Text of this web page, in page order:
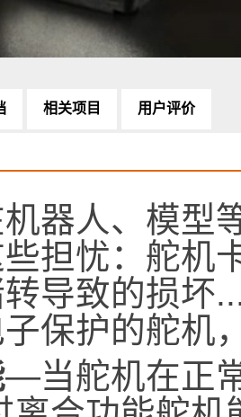
相关项目 用户评价
器人、模型
担忧：舵机
导致的损坏
保护的舵机
—当舵机在正